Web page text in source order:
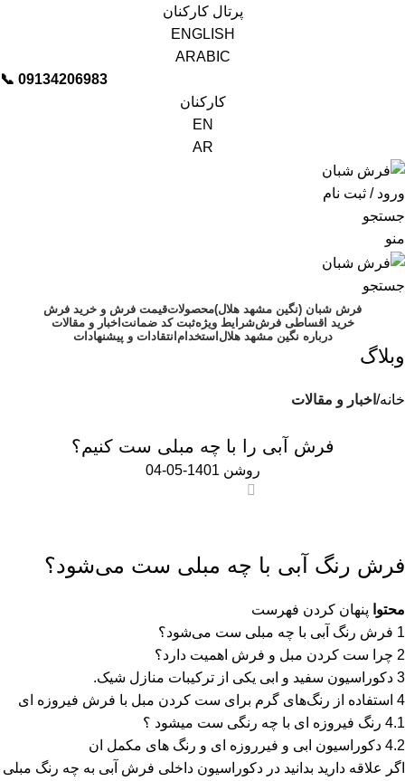
پرتال کارکنان
ENGLISH
ARABIC
📞︁ 09134206983
کارکنان
EN
AR
ورود / ثبت نام
جستجو
منو
جستجو
فرش شبان (نگین مشهد هلال)محصولاتقیمت فرش و خرید فرش
خرید اقساطی فرششرایط ویژهثبت کد ضمانتاخبار و مقالات
درباره نگین مشهد هلالاستخدامانتقادات و پیشنهادات
وبلاگ
خانه اخبار و مقالات
فرش آبی را با چه مبلی ست کنیم؟
روشن 1401-05-04
فرش رنگ آبی با چه مبلی ست می‌شود؟
محتوا پنهان کردن فهرست
1 فرش رنگ آبی با چه مبلی ست می‌شود؟
2 چرا ست کردن مبل و فرش اهمیت دارد؟
3 دکوراسیون سفید و ابی یکی از ترکیبات منازل شیک.
4 استفاده از رنگ‌های گرم برای ست کردن مبل با فرش فیروزه ای
4.1 رنگ فیروزه ای با چه رنگی ست میشود ؟
4.2 دکوراسیون ابی و فیرروزه ای و رنگ های مکمل ان
اگر علاقه دارید بدانید در دکوراسیون داخلی فرش آبی به چه رنگ مبلی